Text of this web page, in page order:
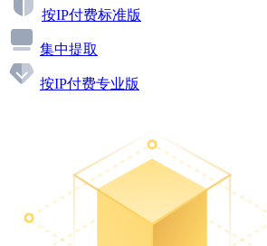
按IP付费标准版
集中提取
按IP付费专业版